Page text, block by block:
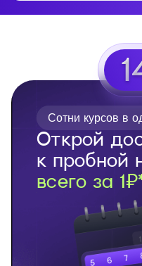
Открой
к пробной
всего за
Сотни курсов в